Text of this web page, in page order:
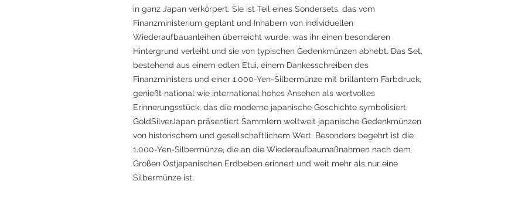
in ganz Japan verkörpert. Sie ist Teil eines Sondersets, das vom
Finanzministerium geplant und Inhabern von individuellen
Wiederaufbauanleihen überreicht wurde, was ihr einen besonderen
Hintergrund verleiht und sie von typischen Gedenkmünzen abhebt. Das Set,
bestehend aus einem edlen Etui, einem Dankesschreiben des
Finanzministers und einer 1.000-Yen-Silbermünze mit brillantem Farbdruck,
genießt national wie international hohes Ansehen als wertvolles
Erinnerungsstück, das die moderne japanische Geschichte symbolisiert.
GoldSilverJapan präsentiert Sammlern weltweit japanische Gedenkmünzen
von historischem und gesellschaftlichem Wert. Besonders begehrt ist die
1.000-Yen-Silbermünze, die an die Wiederaufbaumaßnahmen nach dem
Großen Ostjapanischen Erdbeben erinnert und weit mehr als nur eine
Silbermünze ist.